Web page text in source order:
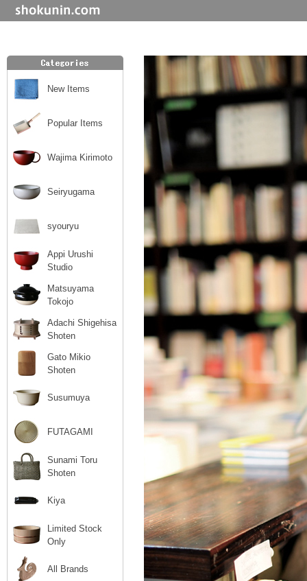
New Items
Popular Items
Wajima Kirimoto
Seiryugama
syouryu
Appi Urushi
Studio
Matsuyama
Tokojo
Adachi Shigehisa
Shoten
Gato Mikio
Shoten
Susumuya
FUTAGAMI
Sunami Toru
Shoten
Kiya
Limited Stock
Only
All Brands